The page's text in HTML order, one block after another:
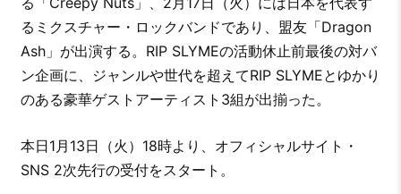
るミクスチャー・ロックバンドであり、盟友「Dragon
Ash」が出演する。RIP SLYMEの活動休止前最後の対バ
ン企画に、ジャンルや世代を超えてRIP SLYMEとゆかり
のある豪華ゲストアーティスト3組が出揃った。
本日1月13日（火）18時より、オフィシャルサイト・
SNS 2次先行の受付をスタート。